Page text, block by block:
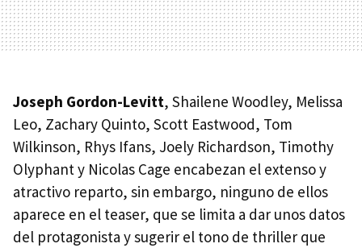
Joseph Gordon-Levitt, Shailene Woodley, Melissa
Leo, Zachary Quinto, Scott Eastwood, Tom
Wilkinson, Rhys Ifans, Joely Richardson, Timothy
Olyphant y Nicolas Cage encabezan el extenso y
atractivo reparto, sin embargo, ninguno de ellos
aparece en el teaser, que se limita a dar unos datos
del protagonista y sugerir el tono de thriller que